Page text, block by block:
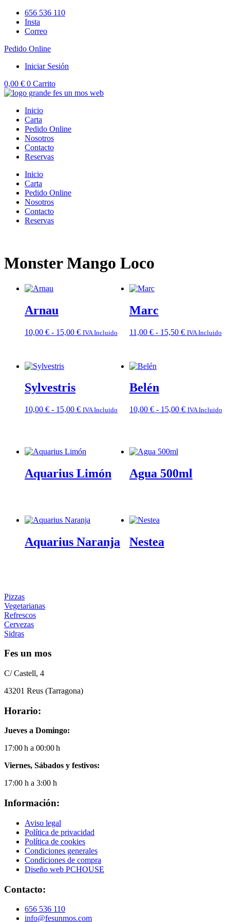
contenido
656 536 110
Insta
Correo
Pedido Online
Iniciar Sesión
0,00 € 0 Carrito
Inicio
Carta
Pedido Online
Nosotros
Contacto
Reservas
Inicio
Carta
Pedido Online
Nosotros
Contacto
Reservas
Monster Mango Loco
Arnau
10,00 € - 15,00 €Rango
IVA Incluido
Marc
11,00 € - 15,50 €Rango
IVA Incluido
Sylvestris
10,00 € - 15,00 €Rango
hasta
IVA Incluido
Belén
10,00 € - 15,00 €Rango
IVA Incluido
Aquarius Limón Agua 500ml
Aquarius Naranja Nestea
Pizzas
Vegetarianas
Refrescos
Cervezas
Sidras
Fes un mos
C/ Castell, 4
43201 Reus (Tarragona)
Horario:
Jueves a Domingo:
17:00 h a 00:00 h
Viernes, Sábados y festivos:
17:00 h a 3:00 h
Información:
Aviso legal
Política de privacidad
Política de cookies
Condiciones generales
Condiciones de compra
Diseño web PCHOUSE
Contacto:
656 536 110
info@fesunmos.com